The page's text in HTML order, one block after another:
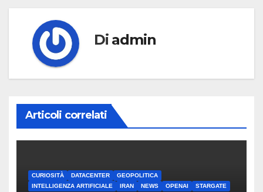
Di admin
Articoli correlati
CURIOSITÀ DATACENTER
GEOPOLITICA
INTELLIGENZA ARTIFICIALE
IRAN NEWS OPENAI STARGATE